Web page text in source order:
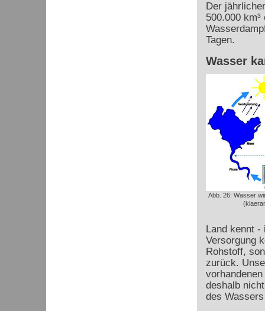
Der
500.000
Tagen.
Wasser
Abb. 26: Wasser
Land kennt -
Versorgung
Rohstoff,
zurück.
deshalb
des